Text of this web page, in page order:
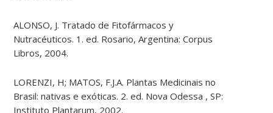
ALONSO, J. Tratado de Fitofármacos y
Nutracéuticos. 1. ed. Rosario, Argentina: Corpus
Libros, 2004.
LORENZI, H; MATOS, F.J.A. Plantas Medicinais no
Brasil: nativas e exóticas. 2. ed. Nova Odessa , SP:
Instituto Plantarum, 2002.